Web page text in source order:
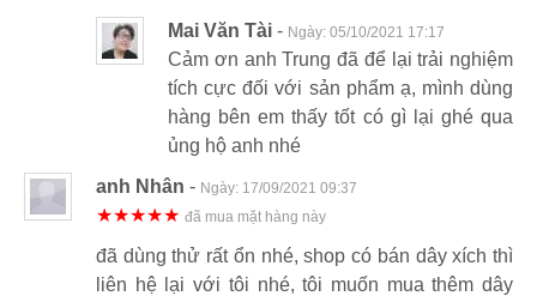
Mai Văn Tài - Ngày: 05/10/2021 17:17
Cảm ơn anh Trung đã để lại trải nghiệm
tích cực đối với sản phẩm ạ, mình dùng
hàng bên em thấy tốt có gì lại ghé qua
ủng hộ anh nhé
anh Nhân - Ngày: 17/09/2021 09:37
★★★★★ đã mua mặt hàng này
đã dùng thử rất ổn nhé, shop có bán dây xích thì
liên hệ lại với tôi nhé, tôi muốn mua thêm dây